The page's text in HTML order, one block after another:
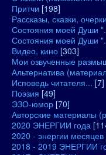
Притчи [198]
Рассказы, сказки,
Состояния моей Души
Состояния моей Души
Видео, кино [303]
Мои озвученные
Альтернатива
Исповедь читателя... [7]
Поэзия [49]
ЭЗО-юмор [70]
Авторские материалы
2020 ЭНЕРГИИ года
2020 - энергии месяцев
2018 - 2019 ЭНЕРГИИ